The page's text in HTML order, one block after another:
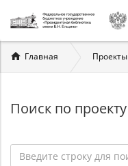
Вы
здесь
Главная Проекты
Поиск по проекту